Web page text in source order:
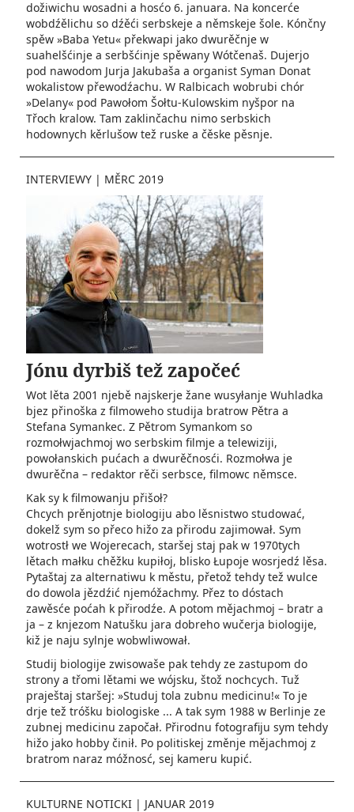
dožiwichu wosadni a hosćo 6. januara. Na koncerće
wobdźělichu so dźěći serbskeje a němskeje šole. Kónčny
spěw »Baba Yetu« překwapi jako dwurěčnje w
suahelšćinje a serbšćinje spěwany Wótčenaš. Dujerjo
pod nawodom Jurja Jakubaša a organist Syman­ Donat
wokalistow přewodźachu. W Ralbicach wobrubi chór
»Delany« pod Pawołom Šołtu­-Kulow­skim nyšpor na
Třoch­ kralow. Tam zaklinčachu nimo serbskich
hodownych kěrlušow tež ruske­ a čěske pěsnje.
INTERVIEWY | MĚRC 2019
Jónu dyrbiš tež započeć
Wot lěta 2001 njebě najskerje žane wusyłanje Wu­hladka
bjez přinoška z filmoweho studija bratrow Pětra a
Stefana Symankec. Z Pětrom Symankom so
rozmołwjachmoj wo serbskim filmje a telewiziji,
powołanskich pućach a dwurěčnosći. Rozmołwa je
dwurěčna – redaktor rěči serbsce, filmowc němsce.
Kak sy k filmowanju přišoł?
Chcych prěnjotnje biologiju abo lěsnistwo studować,
dokelž sym so přeco hižo za přirodu zajimował. Sym
wotrostł we Wojerecach, staršej staj pak w 1970tych
lětach małku chěžku kupiłoj, blisko Łupoje wosrjedź lěsa.
Pytaštaj za alternatiwu k městu, přetož tehdy tež wulce
do dowola jězdźić njemóžachmy. Přez to dóstach
zawěsće poćah k přirodźe. A potom mějachmoj – bratr a
ja – z knjezom Natušku jara dobreho wučerja biologije,
kiž je naju sylnje wobwliwował.
Studij biologije zwisowaše pak tehdy ze zastupom do
strony a třomi lětami we wójsku, štož nochcych. Tuž
praještaj staršej: »Studuj tola zubnu medicinu!« To je
drje tež tróšku biologiske ... A tak sym 1988 w Berlinje ze
zubnej medicinu započał. Přirodnu fotografiju sym tehdy
hižo jako hobby činił. Po politiskej změnje mějachmoj z
bratrom naraz móžnosć, sej kameru kupić.
KULTURNE NOTICKI | JANUAR 2019